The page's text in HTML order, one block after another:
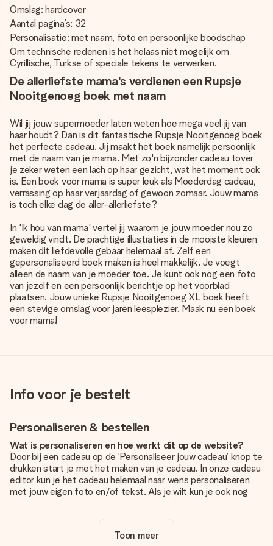
Omslag: hardcover
Aantal pagina’s: 32
Personalisatie: met naam, foto en persoonlijke boodschap
Om technische redenen is het helaas niet mogelijk om
Cyrillische, Turkse of speciale tekens te verwerken.
De allerliefste mama's verdienen een Rupsje
Nooitgenoeg boek met naam
Wil jij jouw supermoeder laten weten hoe mega veel jij van
haar houdt? Dan is dit fantastische Rupsje Nooitgenoeg boek
het perfecte cadeau. Jij maakt het boek namelijk persoonlijk
met de naam van je mama. Met zo'n bijzonder cadeau tover
je zeker weten een lach op haar gezicht, wat het moment ook
is. Een boek voor mama is super leuk als Moederdag cadeau,
verrassing op haar verjaardag of gewoon zomaar. Jouw mams
is toch elke dag de aller-allerliefste?
In 'Ik hou van mama' vertel jij waarom je jouw moeder nou zo
geweldig vindt. De prachtige illustraties in de mooiste kleuren
maken dit liefdevolle gebaar helemaal af. Zelf een
gepersonaliseerd boek maken is heel makkelijk. Je voegt
alleen de naam van je moeder toe. Je kunt ook nog een foto
van jezelf en een persoonlijk berichtje op het voorblad
plaatsen. Jouw unieke Rupsje Nooitgenoeg XL boek heeft
een stevige omslag voor jaren leesplezier. Maak nu een boek
voor mama!
Info voor je bestelt
Personaliseren & bestellen
Wat is personaliseren en hoe werkt dit op de website?
Door bij een cadeau op de ‘Personaliseer jouw cadeau’ knop te
drukken start je met het maken van je cadeau. In onze cadeau
editor kun je het cadeau helemaal naar wens personaliseren
met jouw eigen foto en/of tekst. Als je wilt kun je ook nog
Is personalisatie in de prijs inbegrepen?
Toon meer